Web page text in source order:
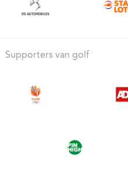
Supporters van golf